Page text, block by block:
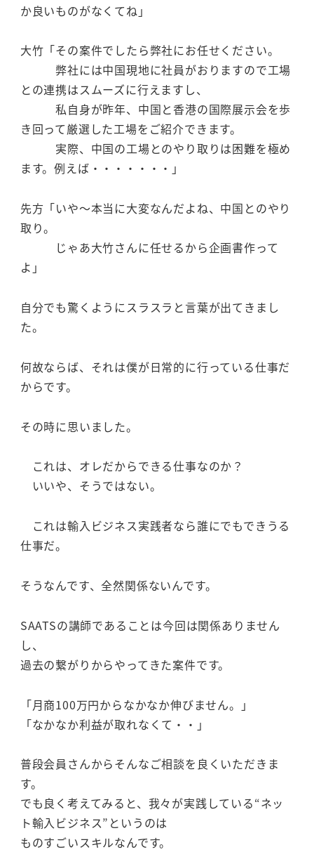
か良いものがなくてね」
大竹「その案件でしたら弊社にお任せください。
弊社には中国現地に社員がおりますので工場
との連携はスムーズに行えますし、
私自身が昨年、中国と香港の国際展示会を歩
き回って厳選した工場をご紹介できます。
実際、中国の工場とのやり取りは困難を極め
ます。例えば・・・・・・・」
先方「いや～本当に大変なんだよね、中国とのやり
取り。
じゃあ大竹さんに任せるから企画書作って
よ」
自分でも驚くようにスラスラと言葉が出てきまし
た。
何故ならば、それは僕が日常的に行っている仕事だ
からです。
その時に思いました。
これは、オレだからできる仕事なのか？
いいや、そうではない。
これは輸入ビジネス実践者なら誰にでもできうる
仕事だ。
そうなんです、全然関係ないんです。
SAATSの講師であることは今回は関係ありません
し、
過去の繋がりからやってきた案件です。
「月商100万円からなかなか伸びません。」
「なかなか利益が取れなくて・・」
普段会員さんからそんなご相談を良くいただきま
す。
でも良く考えてみると、我々が実践している“ネッ
ト輸入ビジネス”というのは
ものすごいスキルなんです。